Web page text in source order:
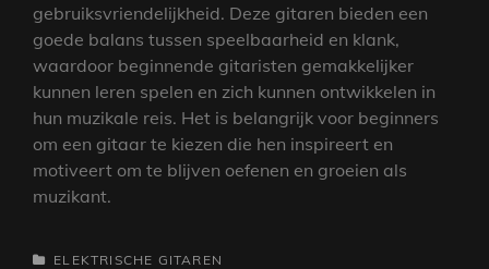
gebruiksvriendelijkheid. Deze gitaren bieden een
goede balans tussen speelbaarheid en klank,
waardoor beginnende gitaristen gemakkelijker
kunnen leren spelen en zich kunnen ontwikkelen in
hun muzikale reis. Het is belangrijk voor beginners
om een gitaar te kiezen die hen inspireert en
motiveert om te blijven oefenen en groeien als
muzikant.
CATEGORIEËN
ELEKTRISCHE GITAREN